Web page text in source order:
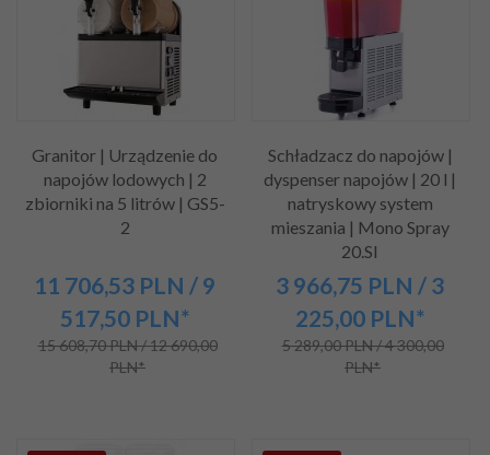
Granitor | Urządzenie do
napojów lodowych | 2
zbiorniki na 5 litrów | GS5-
2
11 706,53 PLN / 9
517,50 PLN*
15 608,70 PLN / 12 690,00
PLN*
Schładzacz do napojów |
dyspenser napojów | 20 l |
natryskowy system
mieszania | Mono Spray
20.SI
3 966,75 PLN / 3
225,00 PLN*
5 289,00 PLN / 4 300,00
PLN*